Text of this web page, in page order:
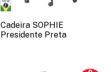
Cadeira SOPHIE
Presidente Preta